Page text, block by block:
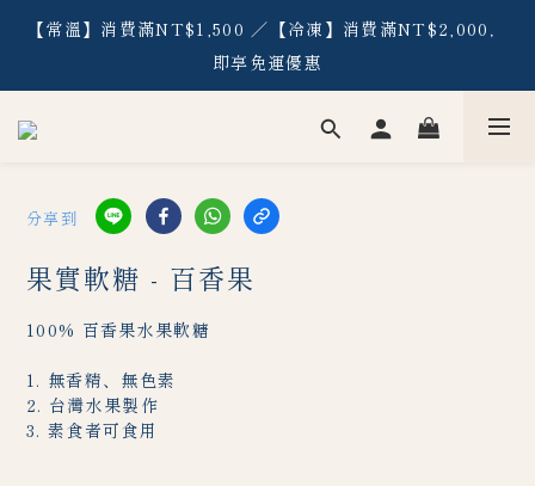
【2026】工場參觀&DIY體驗活動 期間限定 免門票費 搶先
預約！
【常溫】消費滿NT$1,500 ／【冷凍】消費滿NT$2,000，
即享免運優惠
【2026】工場參觀&DIY體驗活動 期間限定 免門票費 搶先
分享到
果實軟糖 - 百香果
100% 百香果水果軟糖
1. 無香精、無色素
2. 台灣水果製作
3. 素食者可食用